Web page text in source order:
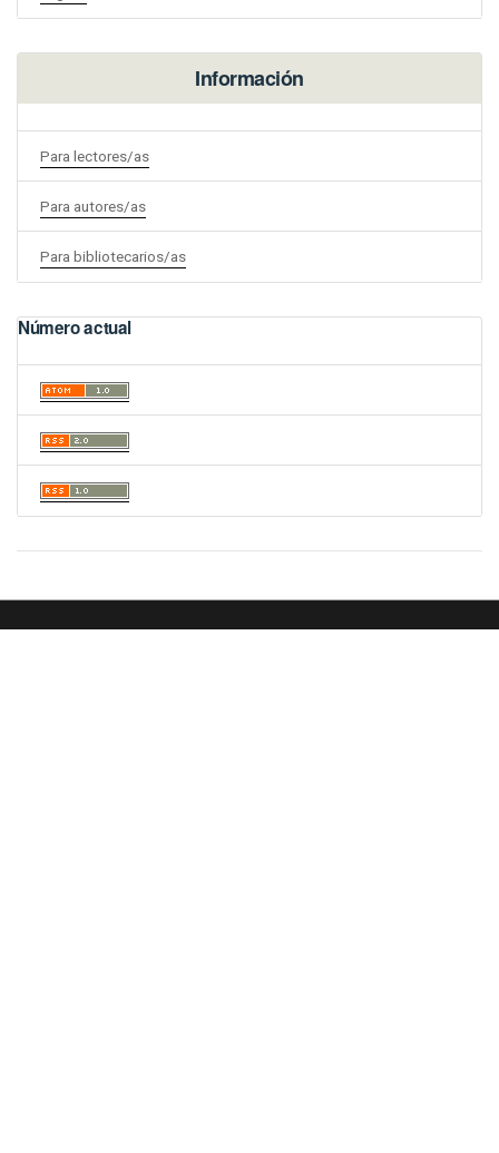
Información
Para lectores/as
Para autores/as
Para bibliotecarios/as
Número actual